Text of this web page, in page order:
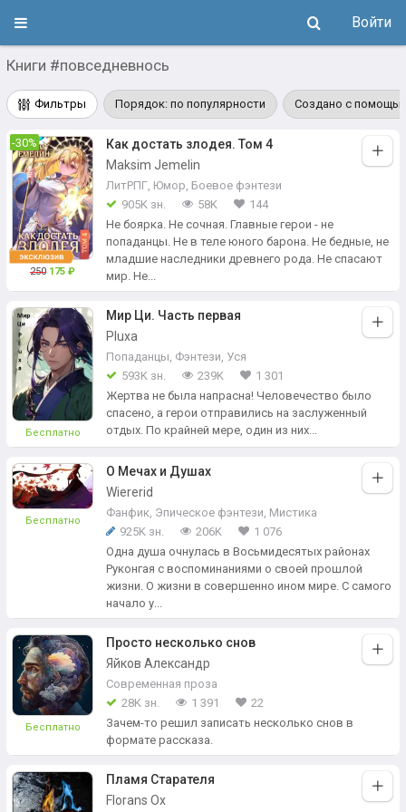
Войти
Книги #повседневнось
Фильтры Порядок: по популярности Создано с
-30%
250 175 ₽
Как достать злодея. Том 4
Maksim Jemelin
ЛитРПГ, Юмор, Боевое фэнтези
905K зн.
58K
144
Не боярка. Не сочная. Главные герои - не
попаданцы. Не в теле юного барона. Не бедные, не
младшие наследники древнего рода. Не спасают
мир. Не...
Бесплатно
Мир Ци. Часть первая
Pluxa
Попаданцы, Фэнтези, Уся
593K зн.
239K
1 301
Жертва не была напрасна! Человечество было
спасено, а герои отправились на заслуженный
отдых. По крайней мере, один из них...
Бесплатно
О Мечах и Душах
Wiererid
Фанфик Эпическое фэнтези Мистика
925K зн.
206K
1 076
Одна душа очнулась в Восьмидесятых районах
Руконгая с воспоминаниями о своей прошлой
жизни. О жизни в совершенно ином мире. С самого
начало у...
Бесплатно
Просто несколько снов
Яйков Александр
Современная проза
28K зн.
1 391
22
Зачем-то решил записать несколько снов в
формате рассказа.
Пламя Старателя
Florans Ox